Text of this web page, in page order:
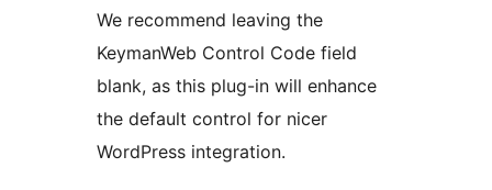
We recommend leaving the
KeymanWeb Control Code field
blank, as this plug-in will enhance
the default control for nicer
WordPress integration.